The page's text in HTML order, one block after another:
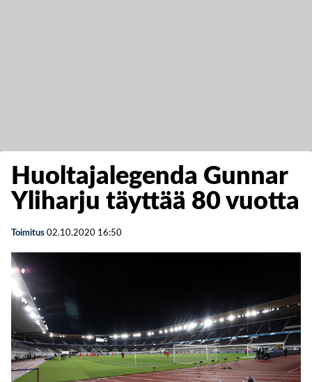
Huoltajalegenda Gunnar
Yliharju täyttää 80 vuotta
Toimitus 02.10.2020 16:50